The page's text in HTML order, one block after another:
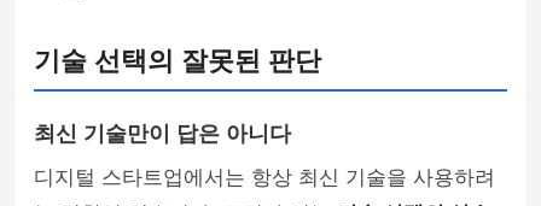
기술 선택의 잘못된 판단
최신 기술만이 답은 아니다
디지털 스타트업에서는 항상 최신 기술을 사용하려